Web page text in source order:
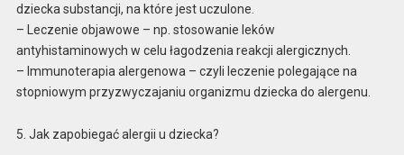
dziecka substancji, na które jest uczulone.
– Leczenie objawowe – np. stosowanie leków
antyhistaminowych w celu łagodzenia reakcji alergicznych.
– Immunoterapia alergenowa – czyli leczenie polegające na
stopniowym przyzwyczajaniu organizmu dziecka do alergenu.
5. Jak zapobiegać alergii u dziecka?